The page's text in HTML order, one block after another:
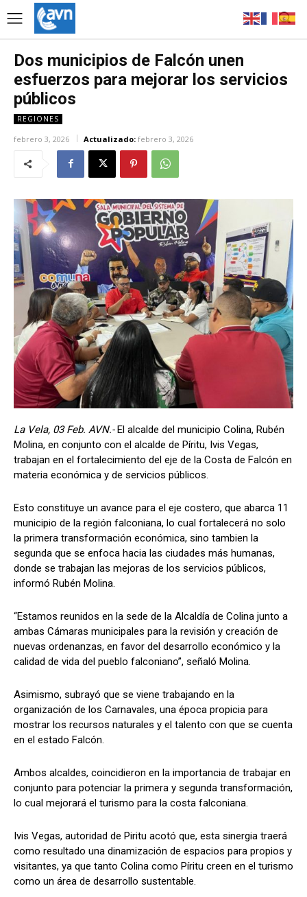
Dos municipios de Falcón unen
esfuerzos para mejorar los servicios
públicos
REGIONES
febrero 3, 2026 Actualizado: febrero 3, 2026
La Vela, 03 Feb. AVN.-El alcalde del municipio Colina, Rubén
Molina, en conjunto con el alcalde de Píritu, Ivis Vegas,
trabajan en el fortalecimiento del eje de la Costa de Falcón en
materia económica y de servicios públicos.
Esto constituye un avance para el eje costero, que abarca 11
municipio de la región falconiana, lo cual fortalecerá no solo
la primera transformación económica, sino tambien la
segunda que se enfoca hacia las ciudades más humanas,
donde se trabajan las mejoras de los servicios públicos,
informó Rubén Molina.
“Estamos reunidos en la sede de la Alcaldía de Colina junto a
ambas Cámaras municipales para la revisión y creación de
nuevas ordenanzas, en favor del desarrollo económico y la
calidad de vida del pueblo falconiano”, señaló Molina.
Asimismo, subrayó que se viene trabajando en la
organización de los Carnavales, una época propicia para
mostrar los recursos naturales y el talento con que se cuenta
en el estado Falcón.
Ambos alcaldes, coincidieron en la importancia de trabajar en
conjunto para potenciar la primera y segunda transformación,
lo cual mejorará el turismo para la costa falconiana.
Ivis Vegas, autoridad de Piritu acotó que, esta sinergia traerá
como resultado una dinamización de espacios para propios y
visitantes, ya que tanto Colina como Píritu creen en el turismo
como un área de desarrollo sustentable.